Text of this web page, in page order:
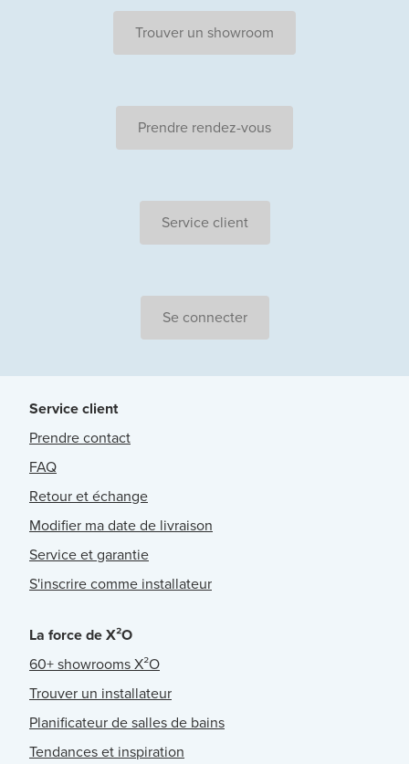
Trouver un showroom
Prendre rendez-vous
Service client
Se connecter
Service client
Prendre contact
FAQ
Retour et échange
Modifier ma date de livraison
Service et garantie
S'inscrire comme installateur
La force de X²O
60+ showrooms X²O
Trouver un installateur
Planificateur de salles de bains
Tendances et inspiration